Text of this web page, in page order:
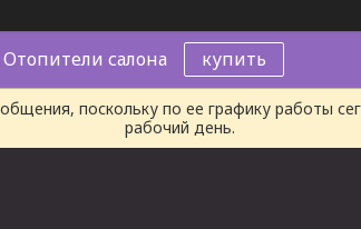
Отопители салона купить
поскольку по ее графику работы
рабочий день.